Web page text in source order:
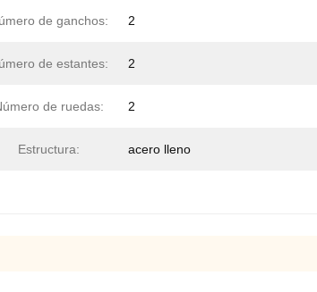
de ganchos: 2
de estantes: 2
de ruedas: 2
Estructura: acero lleno